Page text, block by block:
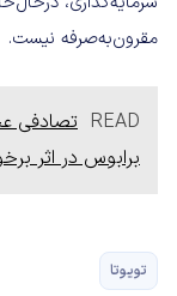
مقرون‌به‌صرفه نیست.
READ
برابوس در اثر
تویوتا